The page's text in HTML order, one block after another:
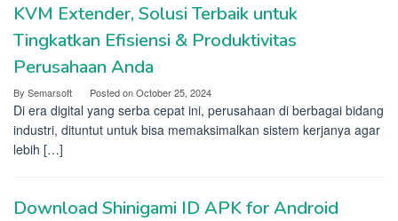
KVM Extender, Solusi Terbaik untuk
Tingkatkan Efisiensi & Produktivitas
Perusahaan Anda
By Semarsoft Posted onOctober 25, 2024
Di era digital yang serba cepat ini, perusahaan di berbagai bidang
industri, dituntut untuk bisa memaksimalkan sistem kerjanya agar
lebih […]
Download Shinigami ID APK for Android